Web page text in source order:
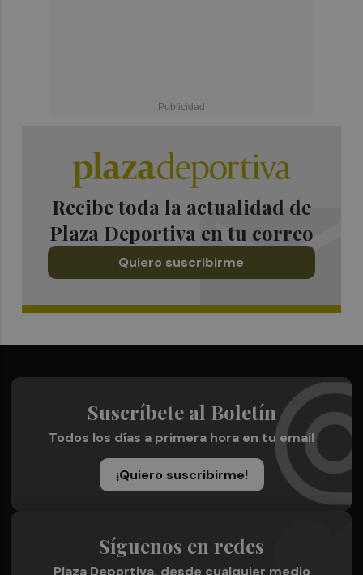
Recibe toda la actualidad de
Plaza Deportiva en tu correo
Quiero suscribirme
Suscríbete al Boletín
Todos los días a primera hora en tu email
¡Quiero suscribirme!
Síguenos en redes
Plaza Deportiva, desde cualquier medio